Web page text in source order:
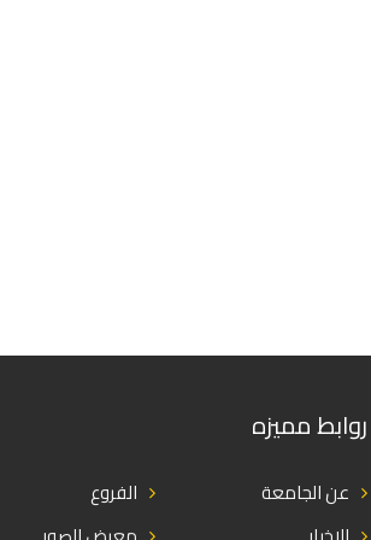
روابط مميزه
عن الجامعة
الفروع